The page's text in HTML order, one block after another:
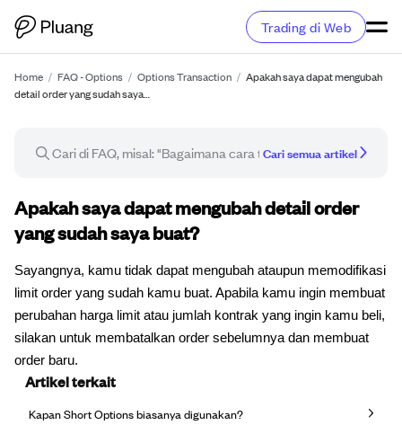
Trading di Web
Home / FAQ - Options / Options Transaction / Apakah saya dapat mengubah
detail order yang sudah saya…
Cari semua artikel
Artikel FAQ
Apakah saya dapat mengubah detail order
yang sudah saya buat?
Sayangnya, kamu tidak dapat mengubah ataupun memodifikasi
limit order yang sudah kamu buat. Apabila kamu ingin membuat
perubahan harga limit atau jumlah kontrak yang ingin kamu beli,
silakan untuk membatalkan order sebelumnya dan membuat
order baru.
Artikel terkait
Kapan Short Options biasanya digunakan?